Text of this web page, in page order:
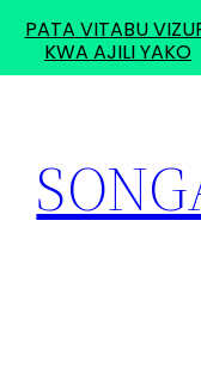
content
PATA VITABU
KWA AJILI YAKO